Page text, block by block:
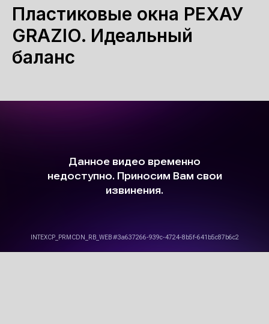
Пластиковые окна РЕХАУ
GRAZIO. Идеальный
баланс